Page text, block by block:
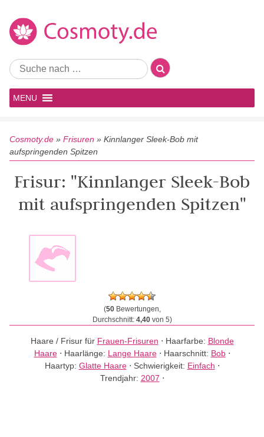
MENU
Cosmoty.de » Frisuren » Kinnlanger Sleek-Bob mit
aufspringenden Spitzen
Frisur: "Kinnlanger Sleek-Bob
mit aufspringenden Spitzen"
(50Bewertungen,
Durchschnitt: 4,40von 5)
Haare / Frisur für Frauen-Frisuren ⋅ Haarfarbe: Blonde
Haare⋅ Haarlänge: Lange Haare⋅ Haarschnitt: Bob⋅
Haartyp: Glatte Haare⋅ Schwierigkeit: Einfach ⋅
Trendjahr: 2007 ⋅